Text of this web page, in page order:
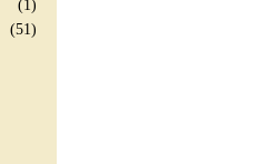
(1)
(51)